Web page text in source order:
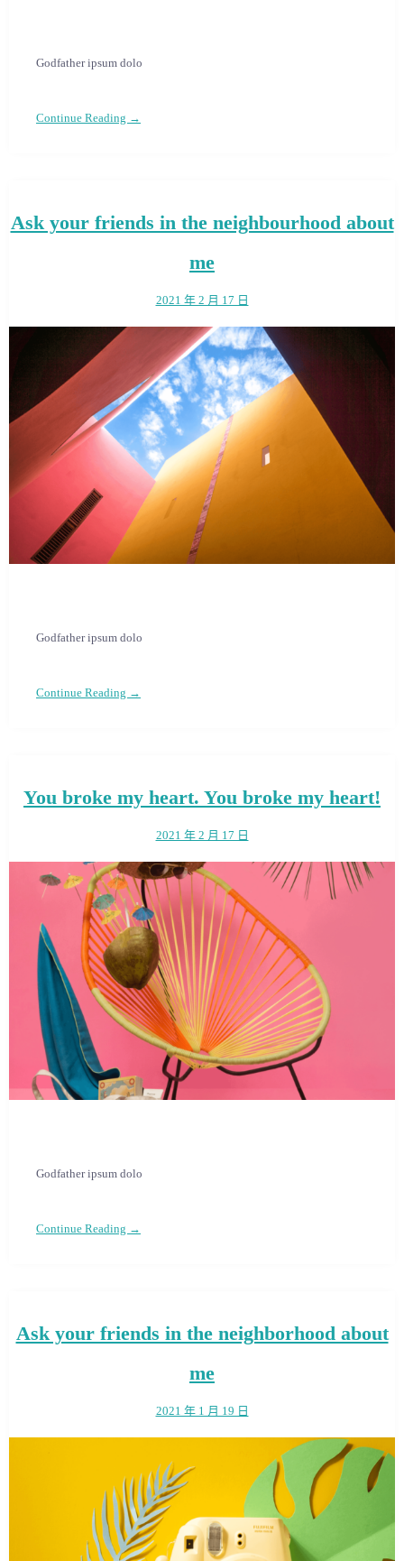
Godfather ipsum dolo
Continue Reading →
Ask your friends in the neighbourhood about
me
2021 年 2 月 17 日
Godfather ipsum dolo
Continue Reading →
You broke my heart. You broke my heart!
2021 年 2 月 17 日
Godfather ipsum dolo
Continue Reading →
Ask your friends in the neighborhood about
me
2021 年 1 月 19 日